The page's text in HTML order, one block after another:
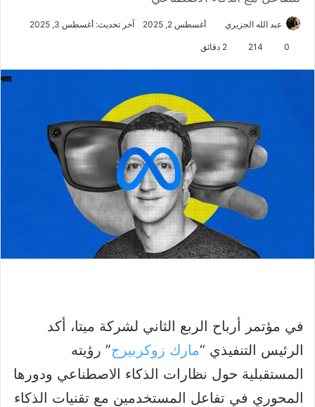
عبد الله الجزيري أغسطس 2, 2025 آخر تحديث: أغسطس 3, 2025
0
214
في مؤتمر أرباح الربع الثاني لشركة ميتا، أكد
الرئيس التنفيذي “مارك زوكربيرج” رؤيته
المستقبلية حول نظارات الذكاء الاصطناعي ودورها
المحوري في تفاعل المستخدمين مع تقنيات الذكاء